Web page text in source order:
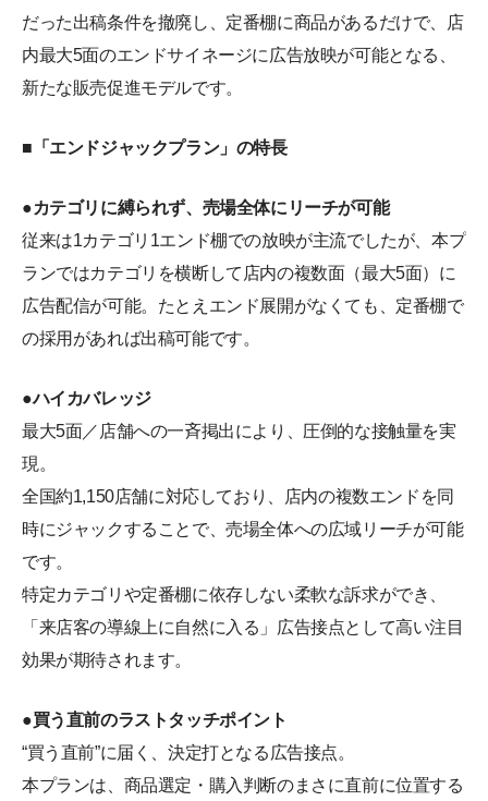
だった出稿条件を撤廃し、定番棚に商品があるだけで、店
内最大5面のエンドサイネージに広告放映が可能となる、
新たな販売促進モデルです。
■「エンドジャックプラン」の特長
●カテゴリに縛られず、売場全体にリーチが可能
従来は1カテゴリ1エンド棚での放映が主流でしたが、本プ
ランではカテゴリを横断して店内の複数面（最大5面）に
広告配信が可能。たとえエンド展開がなくても、定番棚で
の採用があれば出稿可能です。
●ハイカバレッジ
最大5面／店舗への一斉掲出により、圧倒的な接触量を実
現。
全国約1,150店舗に対応しており、店内の複数エンドを同
時にジャックすることで、売場全体への広域リーチが可能
です。
特定カテゴリや定番棚に依存しない柔軟な訴求ができ、
「来店客の導線上に自然に入る」広告接点として高い注目
効果が期待されます。
●買う直前のラストタッチポイント
“買う直前”に届く、決定打となる広告接点。
本プランは、商品選定・購入判断のまさに直前に位置する